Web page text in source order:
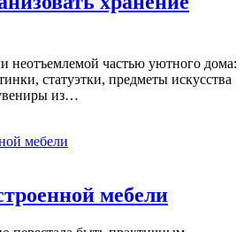
неотъемлемой частью уютного дома:
статуэтки, предметы искусства
из…
мебели